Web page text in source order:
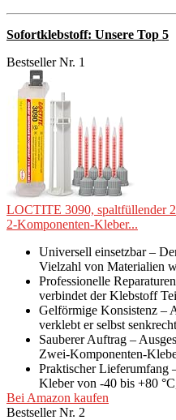
Sofortklebstoff: Unsere Top 5
Bestseller Nr. 1
LOCTITE 3090, spaltfüllender
2-Komponenten-Kleber...
Universell einsetzbar –
Vielzahl von Materialien
Professionelle
verbindet der Klebstoff
Gelförmige Konsistenz –
verklebt er selbst
Sauberer Auftrag –
Zwei-Komponenten-
Praktischer Lieferumfang
Kleber von -40 bis +80
Bei Amazon kaufen
Bestseller Nr. 2